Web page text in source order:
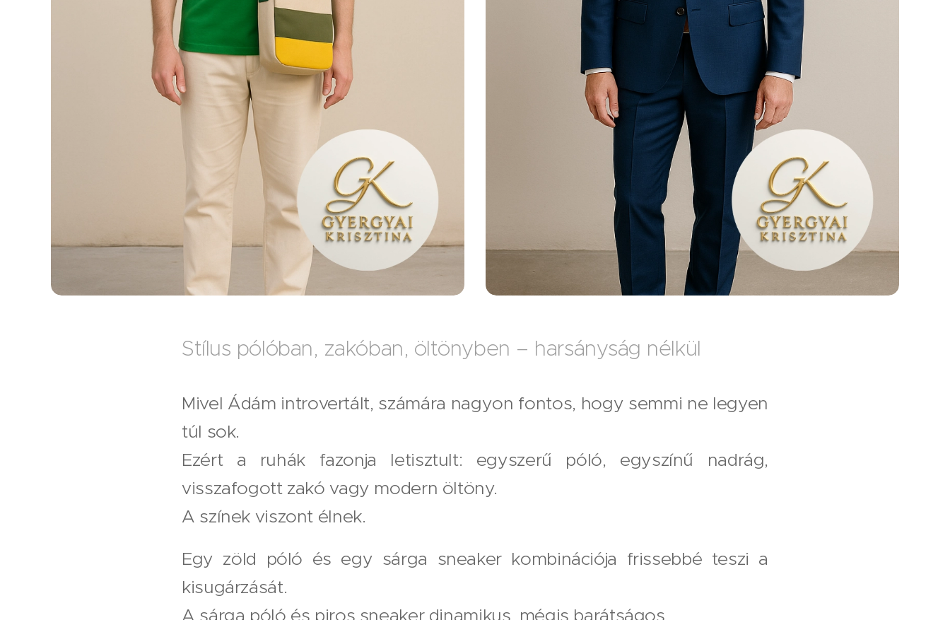
Stílus pólóban, zakóban, öltönyben – harsányság nélkül
Mivel Ádám introvertált, számára nagyon fontos, hogy semmi ne legyen
túl sok.
Ezért a ruhák fazonja letisztult: egyszerű póló, egyszínű nadrág,
visszafogott zakó vagy modern öltöny.
A színek viszont élnek.
Egy zöld póló és egy sárga sneaker kombinációja frissebbé teszi a
kisugárzását.
A sárga póló és piros sneaker dinamikus, mégis barátságos.